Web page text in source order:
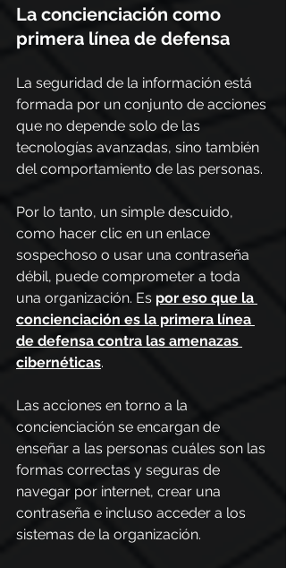
La concienciación como
primera línea de defensa
La seguridad de la información está
formada por un conjunto de acciones
que no depende solo de las
tecnologías avanzadas, sino también
del comportamiento de las personas.
Por lo tanto, un simple descuido,
como hacer clic en un enlace
sospechoso o usar una contraseña
débil, puede comprometer a toda
una organización. Es por eso que la
concienciación es la primera línea
de defensa contra las amenazas
cibernéticas.
Las acciones en torno a la
concienciación se encargan de
enseñar a las personas cuáles son las
formas correctas y seguras de
navegar por internet, crear una
contraseña e incluso acceder a los
sistemas de la organización.